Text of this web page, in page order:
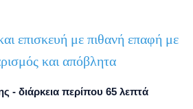
επισκευή με πιθανή επαφή με
και απόβλητα
- διάρκεια περίπου 65 λεπτά